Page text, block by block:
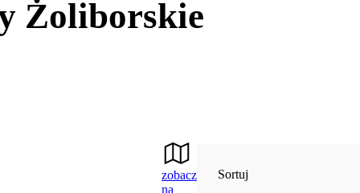
Żoliborskie
zobacz
na
Sortuj